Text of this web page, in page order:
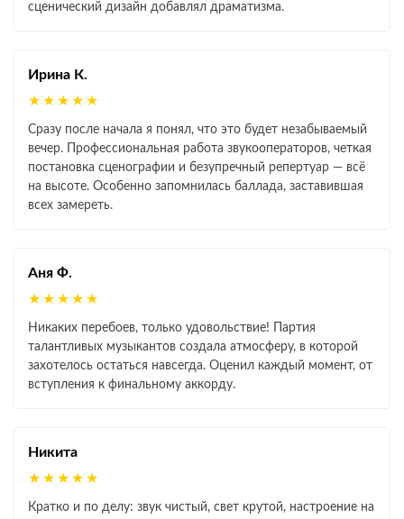
сценический дизайн добавлял драматизма.
Ирина К.
★★★★★
Сразу после начала я понял, что это будет незабываемый
вечер. Профессиональная работа звукооператоров, четкая
постановка сценографии и безупречный репертуар — всё
на высоте. Особенно запомнилась баллада, заставившая
всех замереть.
Аня Ф.
★★★★★
Никаких перебоев, только удовольствие! Партия
талантливых музыкантов создала атмосферу, в которой
захотелось остаться навсегда. Оценил каждый момент, от
вступления к финальному аккорду.
Никита
★★★★★
Кратко и по делу: звук чистый, свет крутой, настроение на